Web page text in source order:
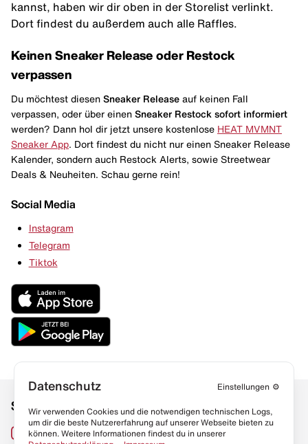
kannst, haben wir dir oben in der Storelist verlinkt.
Dort findest du außerdem auch alle Raffles.
Keinen Sneaker Release oder Restock
verpassen
Du möchtest diesen Sneaker Release auf keinen Fall
verpassen, oder über einen Sneaker Restock sofort informiert
werden? Dann hol dir jetzt unsere kostenlose HEAT MVMNT
Sneaker App . Dort findest du nicht nur einen Sneaker Release
Kalender, sondern auch Restock Alerts, sowie Streetwear
Deals & Neuheiten. Schau gerne rein!
Social Media
Instagram
Telegram
Tiktok
Social Media
Instagram
Links
Sneaker Lexikon
Datenschutz Einstellungen ⚙️
Wir verwenden Cookies und die notwendigen technischen Logs,
um dir die beste Nutzererfahrung auf unserer Webseite bieten zu
können. Weitere Informationen findest du in unserer